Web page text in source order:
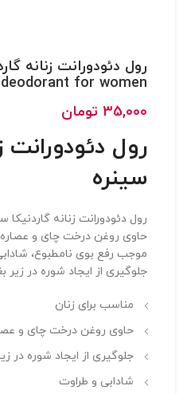
for women
35,000 تومان
رول دئودورانت
سینره
رول دئودورانت زنانه گاردنیکا
حاوی روغن درخت چای و
موجب رفع بوی نامطبوع،
جلوگیری از ایجاد شوره در
مناسب برای زنان
حاوی روغن درخت چای و
جلوگیری از ایجاد شوره در
شادابی و طراوت